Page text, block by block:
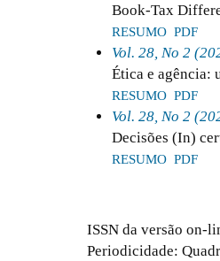
Book-Tax
RESUMO PDF
Vol. 28, No 2
Ética e agência:
RESUMO PDF
Vol. 28, No 2
Decisões (In)
RESUMO PDF
ISSN da versão on-
Periodicidade: